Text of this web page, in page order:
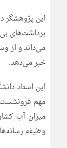
این پژوهشگر
برداشت‌های
می‌داند و
خبر می‌دهد.
این استاد
مهم
میزان آب
وظیفه